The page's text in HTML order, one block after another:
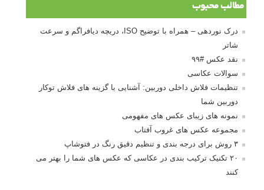
مطالب محبوب
درک نوردهی – همراه با توضیح ISO، دریچه دیافراگم و سرعت
شاتر
نقد عکس #۹۹
سوالات عکاسی
تنظیمات فلاش داخلی دوربین: آشنایی با گزینه های فلاش توکار
دوربین شما
نمونه های زیبای عکس های مفهومی
مجموعه عکس های غروب آفتاب
۳ روش برای درجه بندی و تنظیم دقیق رنگ در فتوشاپ
۲۰ تکنیک ترکیب بندی در عکاسی که عکس های شما را بهتر می
کنند